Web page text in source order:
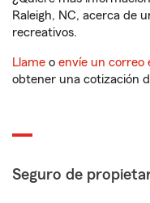
Raleigh, NC, acerca de
recreativos.
Llame o envíe un correo
obtener una cotización
Seguro de